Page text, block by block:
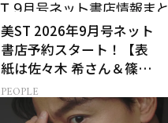
美ST 2026年9月号ネット
書店予約スタート！【表
紙は佐々木 希さん＆篠塚
大輝さん】
PEOPLE